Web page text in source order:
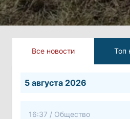
Все новости Топ
5 августа 2026
16:37 / Общество